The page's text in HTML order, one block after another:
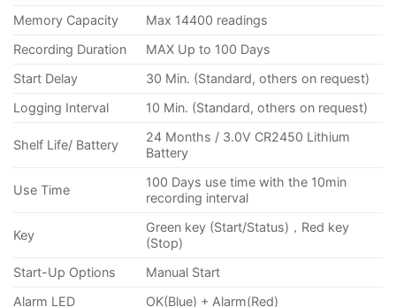
Memory Capacity
Max 14400 readings
Recording Duration
MAX Up to 100 Days
Start Delay
30 Min. (Standard, others on request)
Logging Interval
10 Min. (Standard, others on request)
Shelf Life/ Battery
24 Months / 3.0V CR2450 Lithium
Battery
Use Time
100 Days use time with the 10min
recording interval
Key
Green key (Start/Status)，Red key
(Stop)
Start-Up Options
Manual Start
Alarm LED
OK(Blue) + Alarm(Red)